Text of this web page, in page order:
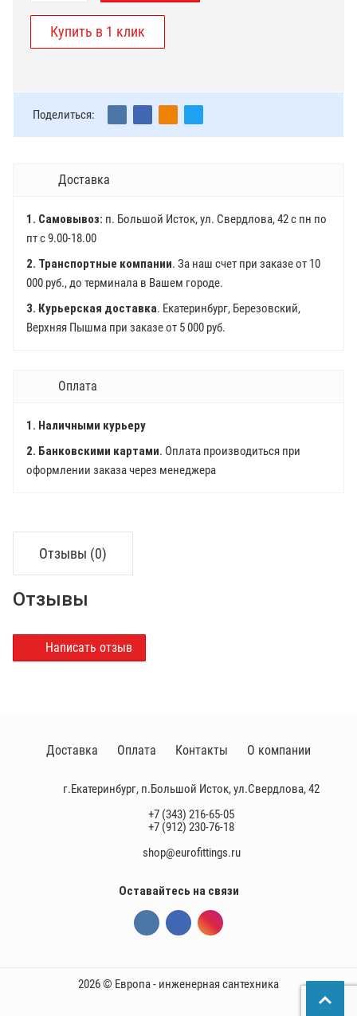
Поделиться:
Доставка
1. Самовывоз: п. Большой Исток, ул. Свердлова, 42 с пн по
пт с 9.00-18.00
2. Транспортные компании. За наш счет при заказе от 10
000 руб., до терминала в Вашем городе.
3. Курьерская доставка. Екатеринбург, Березовский,
Верхняя Пышма при заказе от 5 000 руб.
Оплата
1. Наличными курьеру
2. Банковскими картами. Оплата производиться при
оформлении заказа через менеджера
Отзывы (0)
Отзывы
Написать отзыв
г.Екатеринбург, п.Большой Исток, ул.Свердлова, 42
+7 (343) 216-65-05
+7 (912) 230-76-18
shop@eurofittings.ru
Доставка Оплата Контакты О компании
Оставайтесь на связи
2026 © Европа - инженерная сантехника